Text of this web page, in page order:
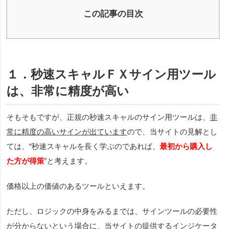
この記事の目次
１．秒速スキャルＦＸサイン用ツール
は、非常に精度が高い
そもそもですが、正規の秒速スキャルのサイン用ツールは、 非
常に精度の高いサインが出ていますので、当サイトの見解とし
ては、“秒速スキャルを長く学ぶのであれば、 最初から購入し
た方が得策”と考えます。
価格以上の価値のあるツールといえます。
ただし、ロジックの中身をみるまでは、サインツールの必要性
が分からないという場合に、当サイトの提供するインジケータ